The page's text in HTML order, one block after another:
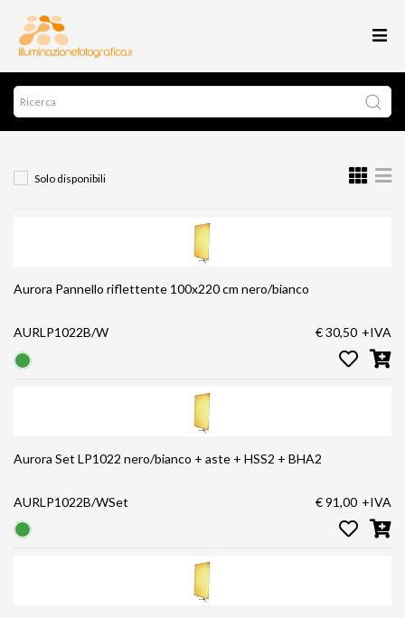
Solo disponibili
Aurora Pannello riflettente 100x220 cm nero/bianco
AURLP1022B/W € 30,50 +IVA
Aurora Set LP1022 nero/bianco + aste + HSS2 + BHA2
AURLP1022B/WSet € 91,00 +IVA